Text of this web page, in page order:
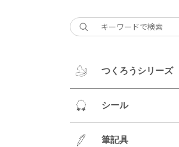
つくろうシリーズ
シール
筆記具